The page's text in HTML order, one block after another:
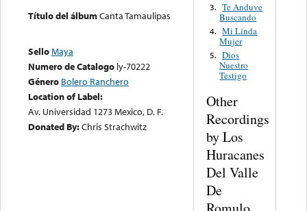
Título del álbumCanta Tamaulipas
SelloMaya
Numero de Catalogo ly-70222
Género Bolero Ranchero
Location of Label:
Av. Universidad 1273 Mexico, D. F.
Donated By:Chris Strachwitz
3. Te Anduve
Buscando
4. Mi Linda
Mujer
5. Dios
Nuestro
Testigo
Other
Recordings
by Los
Huracanes
Del Valle
De